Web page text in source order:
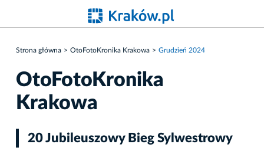
Strona główna OtoFotoKronika Krakowa Grudzień 2024
OtoFotoKronika
Krakowa
20 Jubileuszowy Bieg Sylwestrowy